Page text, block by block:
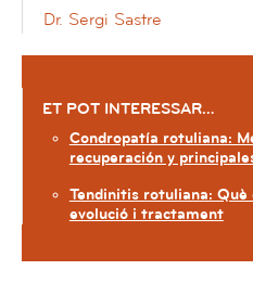
Dr. Sergi Sastre
ET POT INTERESSAR…
Condropatía rotuliana:
recuperación y
Tendinitis rotuliana: Què
evolució i tractament